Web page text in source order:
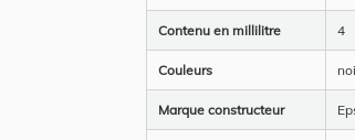
Contenu en millilitre 4
Couleurs
Marque constructeur